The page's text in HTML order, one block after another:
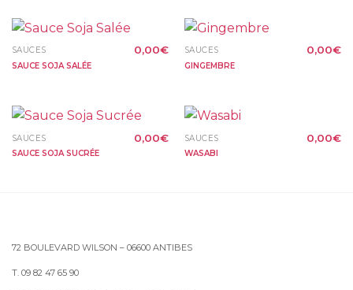
SAUCES
SAUCE SOJA SALÉE
0,00€
SAUCES
GINGEMBRE
0,00€
SAUCES
SAUCE SOJA SUCRÉE
0,00€
SAUCES
WASABI
0,00€
72 BOULEVARD WILSON – 06600 ANTIBES
T. 09 82 47 65 90